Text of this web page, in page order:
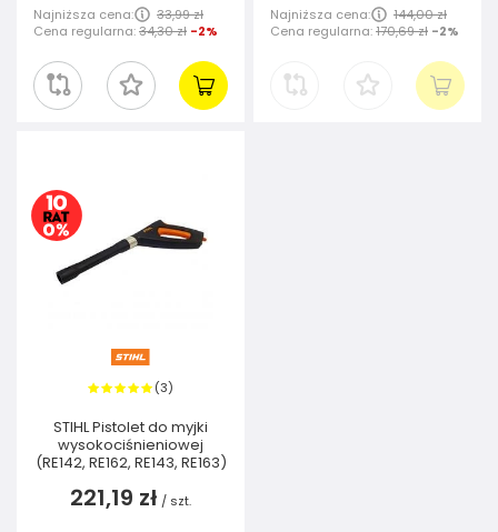
Najniższa cena:
33,99 zł
Cena regularna:34,30 zł -2%
Najniższa cena:
144,00 zł
Cena regularna:170,69 zł -2%
(3)
STIHL Pistolet do myjki
wysokociśnieniowej
(RE142, RE162, RE143, RE163)
221,19 zł / szt.